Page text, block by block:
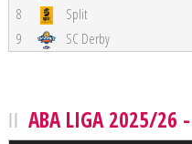
8
Split
9
SC Derby
ABA LIGA 2025/26 -